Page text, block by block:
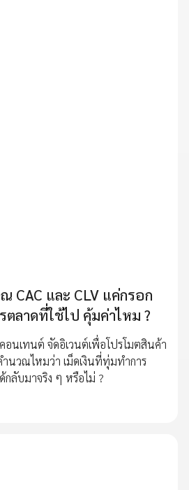
CAC และ CLV แค่กรอก
ตลาดที่ใช้ไป คุ้มค่าไหม ?
นเทนต์ จัดอิเวนต์เพื่อโปรโมตสินค้า
นวณไหมว่า เม็ดเงินที่ทุ่มทำการ
ลับมาจริง ๆ หรือไม่ ?